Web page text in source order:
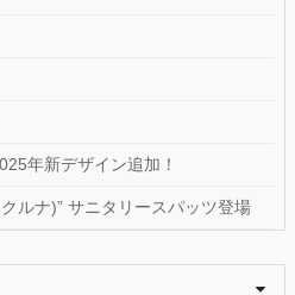
年新デザイン追加！
ルナ)” サニタリースパッツ登場